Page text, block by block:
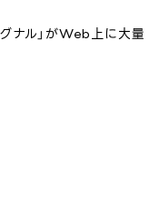
ナル」がWeb上に大量